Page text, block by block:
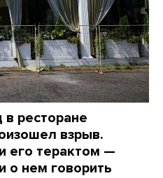
ресторане
взрыв.
его терактом —
о нем говорить